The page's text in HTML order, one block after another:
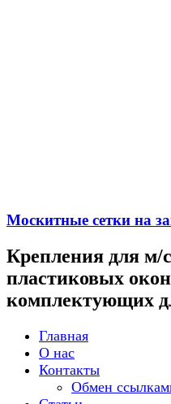
Москитные сетки на
Крепления для м/
пластиковых
комплектующих
Главная
О нас
Контакты
Обмен